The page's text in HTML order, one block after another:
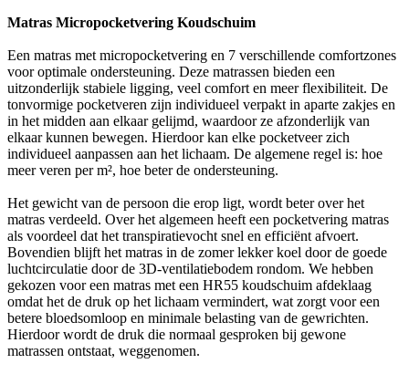
Matras Micropocketvering Koudschuim
Een matras met micropocketvering en 7 verschillende comfortzones
voor optimale ondersteuning. Deze matrassen bieden een
uitzonderlijk stabiele ligging, veel comfort en meer flexibiliteit. De
tonvormige pocketveren zijn individueel verpakt in aparte zakjes en
in het midden aan elkaar gelijmd, waardoor ze afzonderlijk van
elkaar kunnen bewegen. Hierdoor kan elke pocketveer zich
individueel aanpassen aan het lichaam. De algemene regel is: hoe
meer veren per m², hoe beter de ondersteuning.
Het gewicht van de persoon die erop ligt, wordt beter over het
matras verdeeld. Over het algemeen heeft een pocketvering matras
als voordeel dat het transpiratievocht snel en efficiënt afvoert.
Bovendien blijft het matras in de zomer lekker koel door de goede
luchtcirculatie door de 3D-ventilatiebodem rondom. We hebben
gekozen voor een matras met een HR55 koudschuim afdeklaag
omdat het de druk op het lichaam vermindert, wat zorgt voor een
betere bloedsomloop en minimale belasting van de gewrichten.
Hierdoor wordt de druk die normaal gesproken bij gewone
matrassen ontstaat, weggenomen.